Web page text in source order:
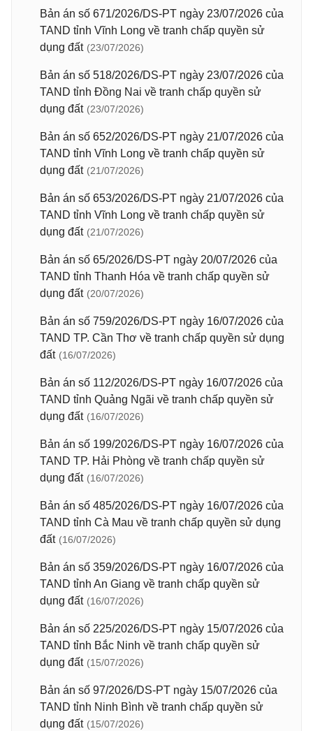
Bản án số 671/2026/DS-PT ngày 23/07/2026 của
TAND tỉnh Vĩnh Long về tranh chấp quyền sử
dụng đất (23/07/2026)
Bản án số 518/2026/DS-PT ngày 23/07/2026 của
TAND tỉnh Đồng Nai về tranh chấp quyền sử
dụng đất (23/07/2026)
Bản án số 652/2026/DS-PT ngày 21/07/2026 của
TAND tỉnh Vĩnh Long về tranh chấp quyền sử
dụng đất (21/07/2026)
Bản án số 653/2026/DS-PT ngày 21/07/2026 của
TAND tỉnh Vĩnh Long về tranh chấp quyền sử
dụng đất (21/07/2026)
Bản án số 65/2026/DS-PT ngày 20/07/2026 của
TAND tỉnh Thanh Hóa về tranh chấp quyền sử
dụng đất (20/07/2026)
Bản án số 759/2026/DS-PT ngày 16/07/2026 của
TAND TP. Cần Thơ về tranh chấp quyền sử dụng
đất (16/07/2026)
Bản án số 112/2026/DS-PT ngày 16/07/2026 của
TAND tỉnh Quảng Ngãi về tranh chấp quyền sử
dụng đất (16/07/2026)
Bản án số 199/2026/DS-PT ngày 16/07/2026 của
TAND TP. Hải Phòng về tranh chấp quyền sử
dụng đất (16/07/2026)
Bản án số 485/2026/DS-PT ngày 16/07/2026 của
TAND tỉnh Cà Mau về tranh chấp quyền sử dụng
đất (16/07/2026)
Bản án số 359/2026/DS-PT ngày 16/07/2026 của
TAND tỉnh An Giang về tranh chấp quyền sử
dụng đất (16/07/2026)
Bản án số 225/2026/DS-PT ngày 15/07/2026 của
TAND tỉnh Bắc Ninh về tranh chấp quyền sử
dụng đất (15/07/2026)
Bản án số 97/2026/DS-PT ngày 15/07/2026 của
TAND tỉnh Ninh Bình về tranh chấp quyền sử
dụng đất (15/07/2026)